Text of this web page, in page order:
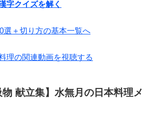
字クイズを解く
選＋切り方の基本一覧へ
理の関連動画を視聴する
献立集】水無月の日本料理メ